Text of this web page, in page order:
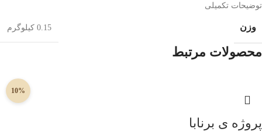
توضیحات تکمیلی
وزن 0.15 کیلوگرم
محصولات مرتبط
10%
پروژه ی برنابا